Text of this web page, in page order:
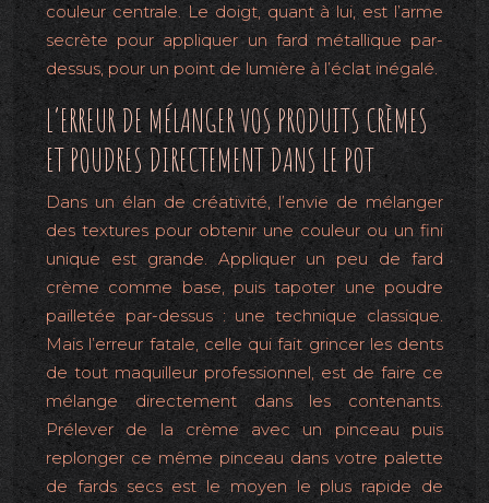
couleur centrale. Le doigt, quant à lui, est l’arme
secrète pour appliquer un fard métallique par-
dessus, pour un point de lumière à l’éclat inégalé.
L’ERREUR DE MÉLANGER VOS PRODUITS CRÈMES
ET POUDRES DIRECTEMENT DANS LE POT
Dans un élan de créativité, l’envie de mélanger
des textures pour obtenir une couleur ou un fini
unique est grande. Appliquer un peu de fard
crème comme base, puis tapoter une poudre
pailletée par-dessus : une technique classique.
Mais l’erreur fatale, celle qui fait grincer les dents
de tout maquilleur professionnel, est de faire ce
mélange directement dans les contenants.
Prélever de la crème avec un pinceau puis
replonger ce même pinceau dans votre palette
de fards secs est le moyen le plus rapide de